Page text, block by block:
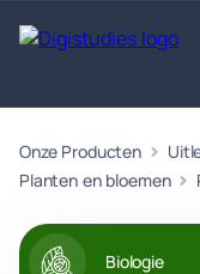
Exacte
vakken
Geen
vakken.
Taalvakken
vakken.
Onze Producten
Planten en bloemen
Biologie